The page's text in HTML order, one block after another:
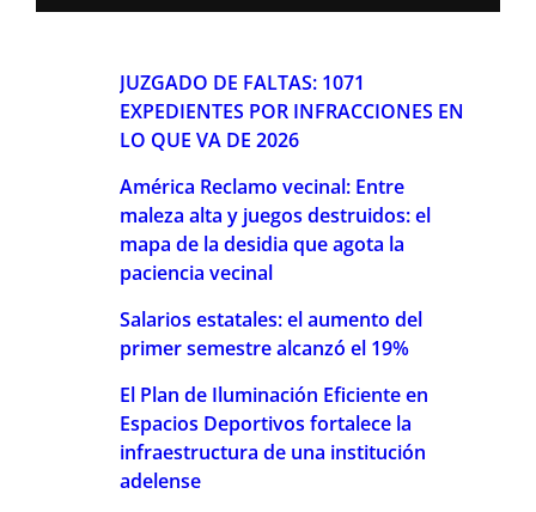
JUZGADO DE FALTAS: 1071
EXPEDIENTES POR INFRACCIONES EN
LO QUE VA DE 2026
América Reclamo vecinal: Entre
maleza alta y juegos destruidos: el
mapa de la desidia que agota la
paciencia vecinal
Salarios estatales: el aumento del
primer semestre alcanzó el 19%
El Plan de Iluminación Eficiente en
Espacios Deportivos fortalece la
infraestructura de una institución
adelense